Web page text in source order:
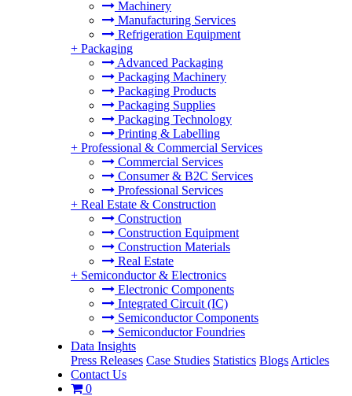
Machinery
Manufacturing Services
Refrigeration Equipment
+ Packaging
Advanced Packaging
Packaging Machinery
Packaging Products
Packaging Supplies
Packaging Technology
Printing & Labelling
+ Professional & Commercial Services
Commercial Services
Consumer & B2C Services
Professional Services
+ Real Estate & Construction
Construction
Construction Equipment
Construction Materials
Real Estate
+ Semiconductor & Electronics
Electronic Components
Integrated Circuit (IC)
Semiconductor Components
Semiconductor Foundries
Data Insights
Press Releases Case Studies Statistics Blogs Articles
Contact Us
0